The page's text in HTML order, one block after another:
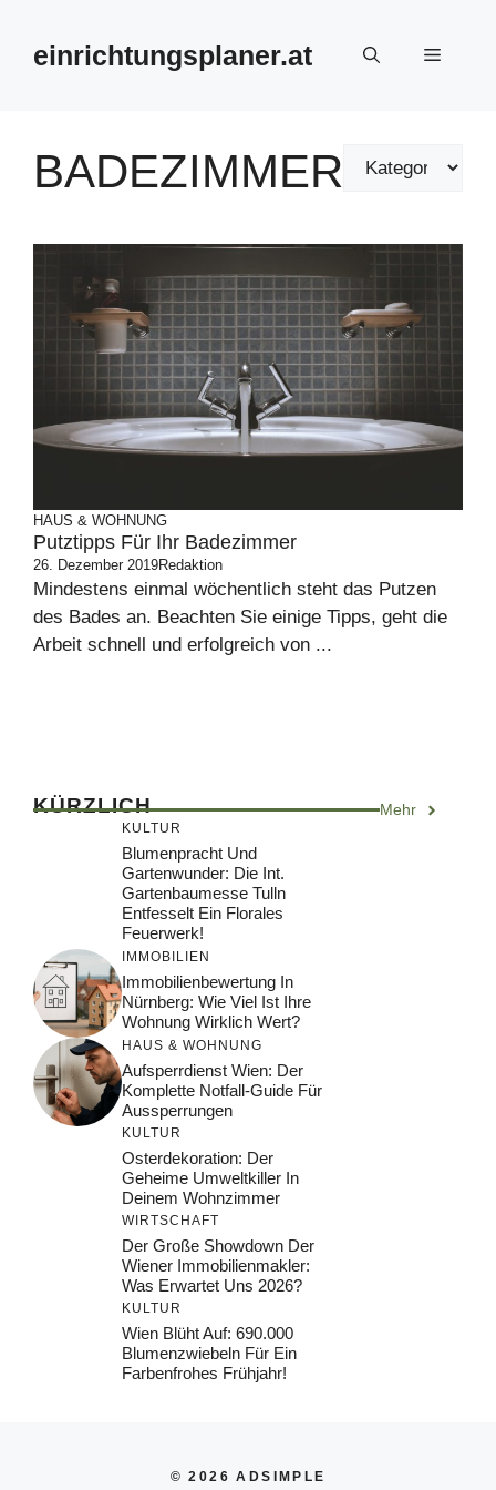
springeneinrichtungsplaner.at Menü
BADEZIMMER
HAUS & WOHNUNG
Putztipps Für Ihr Badezimmer
26. Dezember 2019Redaktion
Mindestens einmal wöchentlich steht das Putzen
des Bades an. Beachten Sie einige Tipps, geht die
Arbeit schnell und erfolgreich von ...
KÜRZLICH Mehr
KULTUR
Blumenpracht Und
Gartenwunder: Die Int.
Gartenbaumesse Tulln
Entfesselt Ein Florales
Feuerwerk!
IMMOBILIEN
Immobilienbewertung In
Nürnberg: Wie Viel Ist Ihre
Wohnung Wirklich Wert?
HAUS & WOHNUNG
Aufsperrdienst Wien: Der
Komplette Notfall-Guide Für
Aussperrungen
KULTUR
Osterdekoration: Der
Geheime Umweltkiller In
Deinem Wohnzimmer
WIRTSCHAFT
Der Große Showdown Der
Wiener Immobilienmakler:
Was Erwartet Uns 2026?
KULTUR
Wien Blüht Auf: 690.000
Blumenzwiebeln Für Ein
Farbenfrohes Frühjahr!
© 2026 ADSIMPLE